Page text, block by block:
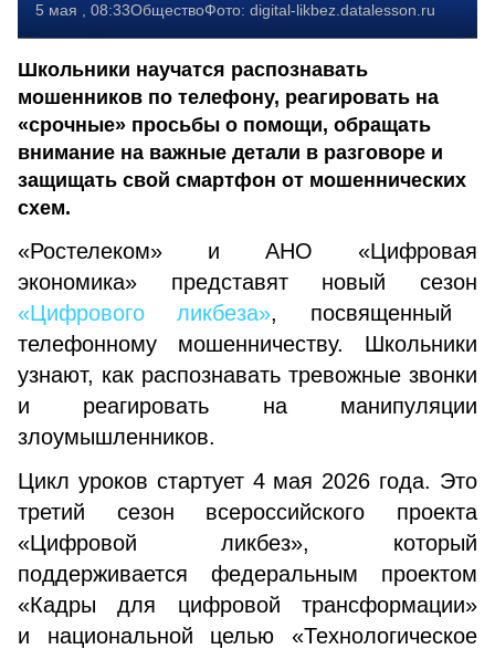
5 мая , 08:33ОбществоФото: digital-likbez.datalesson.ru
Школьники научатся распознавать
мошенников по телефону, реагировать на
«срочные» просьбы о помощи, обращать
внимание на важные детали в разговоре и
защищать свой смартфон от мошеннических
схем.
«Ростелеком» и АНО «Цифровая
экономика» представят новый сезон
«Цифрового ликбеза», посвященный
телефонному мошенничеству. Школьники
узнают, как распознавать тревожные звонки
и реагировать на манипуляции
злоумышленников.
Цикл уроков стартует 4 мая 2026 года. Это
третий сезон всероссийского проекта
«Цифровой ликбез», который
поддерживается федеральным проектом
«Кадры для цифровой трансформации»
и национальной целью «Технологическое